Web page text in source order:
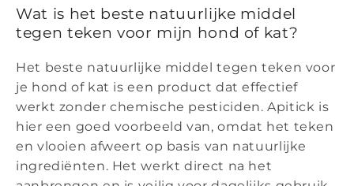
Wat is het beste natuurlijke middel
tegen teken voor mijn hond of kat?
Het beste natuurlijke middel tegen teken voor
je hond of kat is een product dat effectief
werkt zonder chemische pesticiden. Apitick is
hier een goed voorbeeld van, omdat het teken
en vlooien afweert op basis van natuurlijke
ingrediënten. Het werkt direct na het